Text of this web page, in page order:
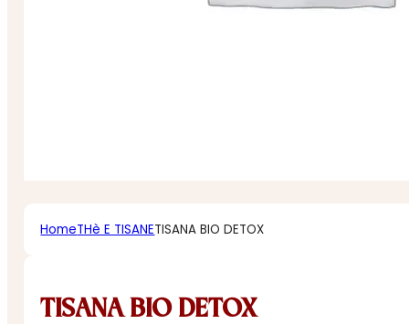
HomeTHè E TISANETISANA BIO DETOX
TISANA BIO DETOX